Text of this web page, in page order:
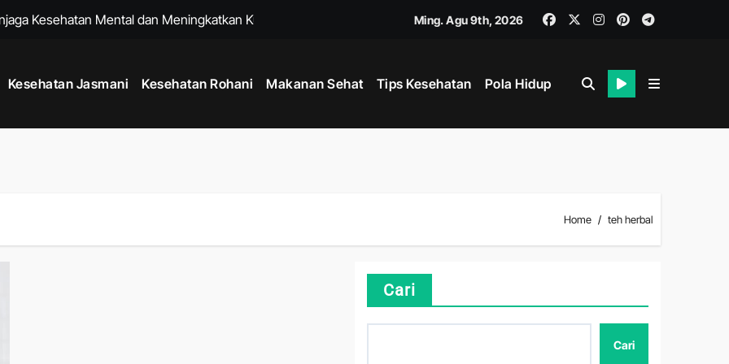
Kesehatan Mental dan Meningkatkan Kualitas Hidup
Usia Muda dengan Kebiasaan Sederhana Setiap Hari
Memperkuat Sistem Imun dan Menjaga Daya Tahan Tubuh
Menjaga Produktivitas di Tengah Aktivitas Padat
dengan Rutinitas Malam yang Mendukung Tubuh Lebih Sehat
Berolahraga agar Tubuh Lebih Siap dan Fleksibel
Ming. Agu 9th, 2026
Kesehatan Jasmani Kesehatan Rohani Makanan Sehat Tips Kesehatan Pola Hidup
Home teh herbal
Cari
Cari